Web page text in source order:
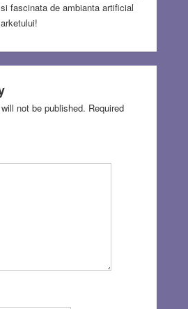
fascinata de ambianta artificial
not be published. Required